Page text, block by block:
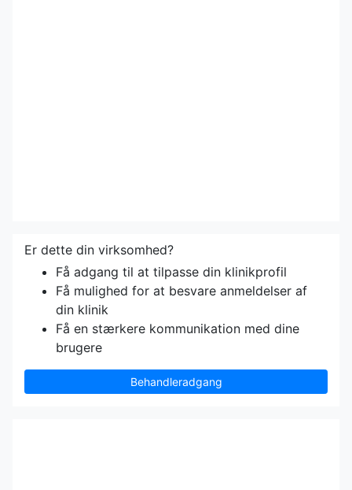
Er dette din virksomhed?
Få adgang til at tilpasse din klinikprofil
Få mulighed for at besvare anmeldelser af
din klinik
Få en stærkere kommunikation med dine
brugere
Behandleradgang